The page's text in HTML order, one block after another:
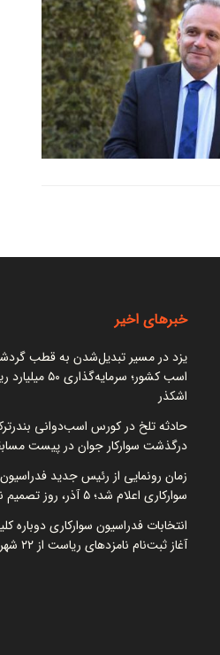
خبرهای اخیر
یزد در مسیر تبدیل‌شدن به قطب
اسب کشور؛ سرمایه‌گذاری
اشکذر
حادثه تلخ در کورس اسب‌دوانی
درگذشت سوارکار جوان در پیست
زمان رونمایی از رئیس جدید فدراسیون
سوارکاری اعلام شد؛ ۵ آذر، روز تصمیم نهایی
انتخابات فدراسیون سوارکاری دوباره
آغاز ثبت‌نام نامزدهای ریاست از ۲۲ شهریور